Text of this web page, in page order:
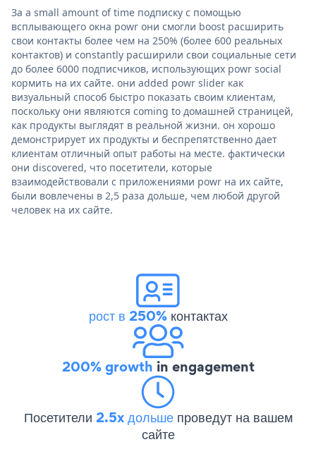
За a small amount of time подписку с помощью
всплывающего окна powr они смогли boost расширить
свои контакты более чем на 250% (более 600 реальных
контактов) и constantly расширили свои социальные сети
до более 6000 подписчиков, использующих powr social
кормить на их сайте. они added powr slider как
визуальный способ быстро показать своим клиентам,
поскольку они являются coming to домашней страницей,
как продукты выглядят в реальной жизни. он хорошо
демонстрирует их продукты и беспрепятственно дает
клиентам отличный опыт работы на месте. фактически
они discovered, что посетители, которые
взаимодействовали с приложениями powr на их сайте,
были вовлечены в 2,5 раза дольше, чем любой другой
человек на их сайте.
рост в 250%контактах
200% growth in engagement
Посетители 2.5x дольше проведут на вашем
сайте